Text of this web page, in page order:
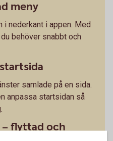
meny
i nederkant i appen. Med
behöver snabbt och
samlade på en sida.
anpassa startsidan så
– flyttad och